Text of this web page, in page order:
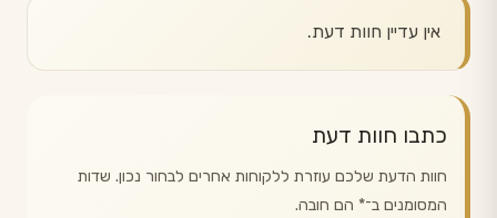
אין עדיין חוות דעת.
כתבו חוות דעת
חוות הדעת שלכם עוזרת ללקוחות אחרים לבחור נכון. שדות
המסומנים ב־* הם חובה.